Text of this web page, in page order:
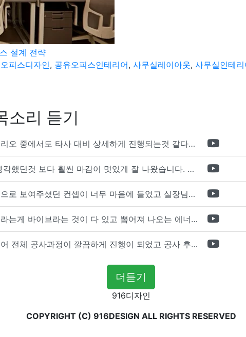
설계 전략
피스디자인, 공유오피스인테리어, 사무실레이아웃, 사무실인테
소리 듣기
포트폴리오 중에서도 타사 대비 상세하게 진행되는것 같다는 느낌을 많이 받았습니다. 시공 기반과 디자인기반의 인테리어 회사의 차이점을 알게되었는데 인테리어 디자인 기반의 회사와의 컨텍이 굉장히 만족스러웠습니다.
제가 생각했던것 보다 훨씬 마감이 멋있게 잘 나왔습니다. 바닥 이라던지 벽지색상 그리고 통유리로 추천 해주신것도 참 좋았습니다. 916의 노하우를 잘 살려서 공사는 잘 마무리 된것 같습니다.
전체적으로 보여주셨던 컨셉이 너무 마음에 들었고 실장님께서 개인적으로 만족감 있는 공사를 하고 있다는 느낌이 좋았습니다.
사람이라는게 바이브라는 것이 다 있고 뽐어져 나오는 에너지가 있다고 생각을 합니다. 사람이 가장중요하기 때문에 처음 만났을때 실장님의 에너지가 좋았고 첫인상으로 업체를 선정하게 되었습니다.
인테리어 전체 공사과정이 깔끔하게 진행이 되었고 공사 후 A/S도 빠르게 충실하게 진행을 해주셨습니다.
더듣기
916디자인
COPYRIGHT (C) 916DESIGN ALL RIGHTS RESERVED